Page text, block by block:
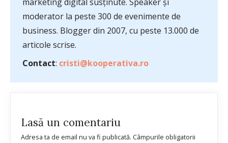
moderator la peste 300 de evenimente de
business. Blogger din 2007, cu peste 13.000 de
articole scrise.
Contact: cristi@kooperativa.ro
Lasă un comentariu
Adresa ta de email nu va fi publicată. Câmpurile obligatorii